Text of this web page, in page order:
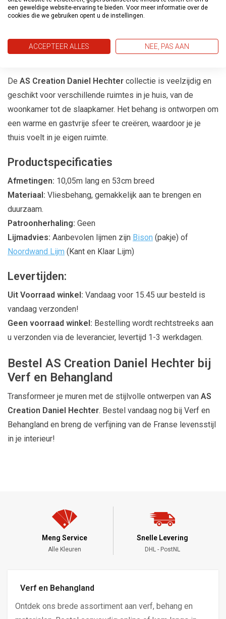
uitnodigende omgeving. Laat je inspireren door de
collectie biedt.
De AS Creation Daniel Hechter collectie is veelzijdig en
geschikt voor verschillende ruimtes in je huis, van de
woonkamer tot de slaapkamer. Het behang is ontworpen om
een warme en gastvrije sfeer te creëren, waardoor je je
thuis voelt in je eigen ruimte.
Productspecificaties
Afmetingen: 10,05m lang en 53cm breed
Materiaal: Vliesbehang, gemakkelijk aan te brengen en
duurzaam.
Patroonherhaling: Geen
Lijmadvies: Aanbevolen lijmen zijn Bison (pakje) of
Noordwand Lijm (Kant en Klaar Lijm)
Levertijden:
Uit Voorraad winkel: Vandaag voor 15.45 uur besteld is
vandaag verzonden!
Geen voorraad winkel: Bestelling wordt rechtstreeks aan
u verzonden via de leverancier, levertijd 1-3 werkdagen.
Bestel AS Creation Daniel Hechter bij
Verf en Behangland
Transformeer je muren met de stijlvolle ontwerpen van AS
Creation Daniel Hechter. Bestel vandaag nog bij Verf en
Behangland en breng de verfijning van de Franse levensstijl
in je interieur!
Meng Service
Alle Kleuren
Snelle Levering
DHL - PostNL
Verf en Behangland
Ontdek ons brede assortiment aan verf, behang en
een geweldige website-ervaring te bieden. Voor meer informatie over de
cookies die we gebruiken opent u de instellingen.
ACCEPTEER ALLES NEE, PAS AAN